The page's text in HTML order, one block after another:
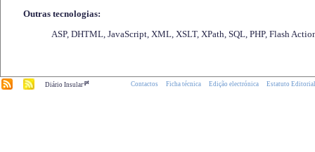
Outras tecnologias:
ASP, DHTML, JavaScript, XML, XSLT, XPath, SQL, PHP, Flash
Diário Insular.pt Contactos Ficha técnica Edição electrónica Estatuto Editorial